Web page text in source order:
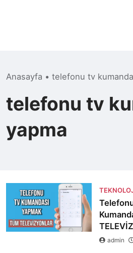
Anasayfa • telefonu tv
telefonu tv
yapma
admin